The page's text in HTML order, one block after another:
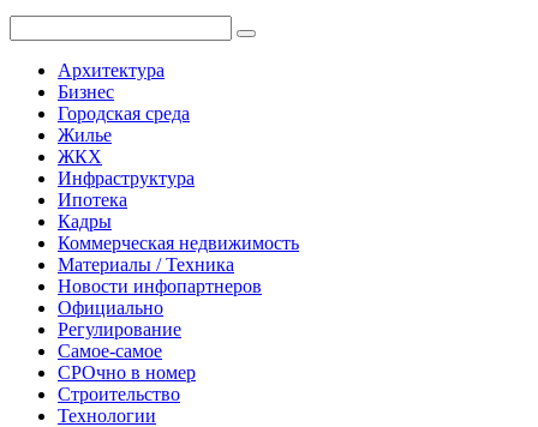
Архитектура
Бизнес
Городская среда
Жилье
ЖКХ
Инфраструктура
Ипотека
Кадры
Коммерческая недвижимость
Материалы / Техника
Новости инфопартнеров
Официально
Регулирование
Самое-самое
СРОчно в номер
Строительство
Технологии